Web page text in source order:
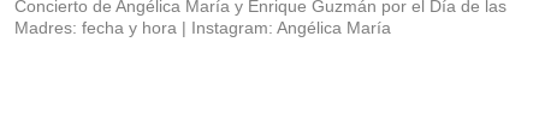
Concierto de Angélica María y Enrique Guzmán por el Día de las
Madres: fecha y hora
Instagram: Angélica María